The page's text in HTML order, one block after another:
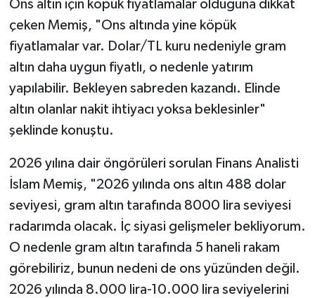
Ons altın için köpük fiyatlamalar olduğuna dikkat
çeken Memiş, "Ons altında yine köpük
fiyatlamalar var. Dolar/TL kuru nedeniyle gram
altın daha uygun fiyatlı, o nedenle yatırım
yapılabilir. Bekleyen sabreden kazandı. Elinde
altın olanlar nakit ihtiyacı yoksa beklesinler"
şeklinde konuştu.
2026 yılına dair öngörüleri sorulan Finans Analisti
İslam Memiş, "2026 yılında ons altın 488 dolar
seviyesi, gram altın tarafında 8000 lira seviyesi
radarımda olacak. İç siyasi gelişmeler bekliyorum.
O nedenle gram altın tarafında 5 haneli rakam
görebiliriz, bunun nedeni de ons yüzünden değil.
2026 yılında 8.000 lira-10.000 lira seviyelerini